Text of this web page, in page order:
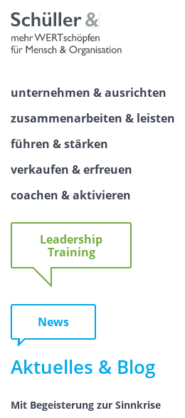
content
unternehmen & ausrichten
zusammenarbeiten & leisten
führen & stärken
verkaufen & erfreuen
coachen & aktivieren
Leadership
Training
News
Aktuelles & Blog
Mit Begeisterung zur Sinnkrise